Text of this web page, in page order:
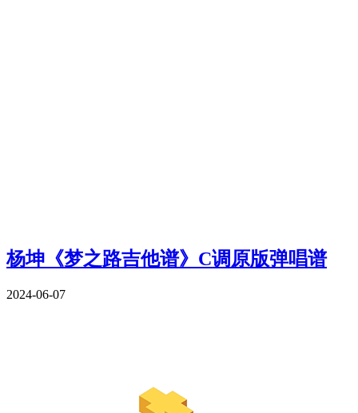
杨坤《梦之路吉他谱》C调原版弹唱谱
2024-06-07